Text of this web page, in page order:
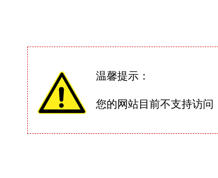
温馨提示：
您的网站目前不支持访